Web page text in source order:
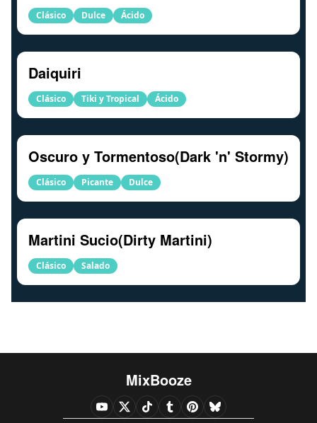
Clásico Dulce Ácido
Daiquiri
Clásico Tiki y Tropical Ácido
Oscuro y Tormentoso(Dark 'n' Stormy)
Clásico Picante Dulce
Martini Sucio(Dirty Martini)
Clásico Salado
MixBooze